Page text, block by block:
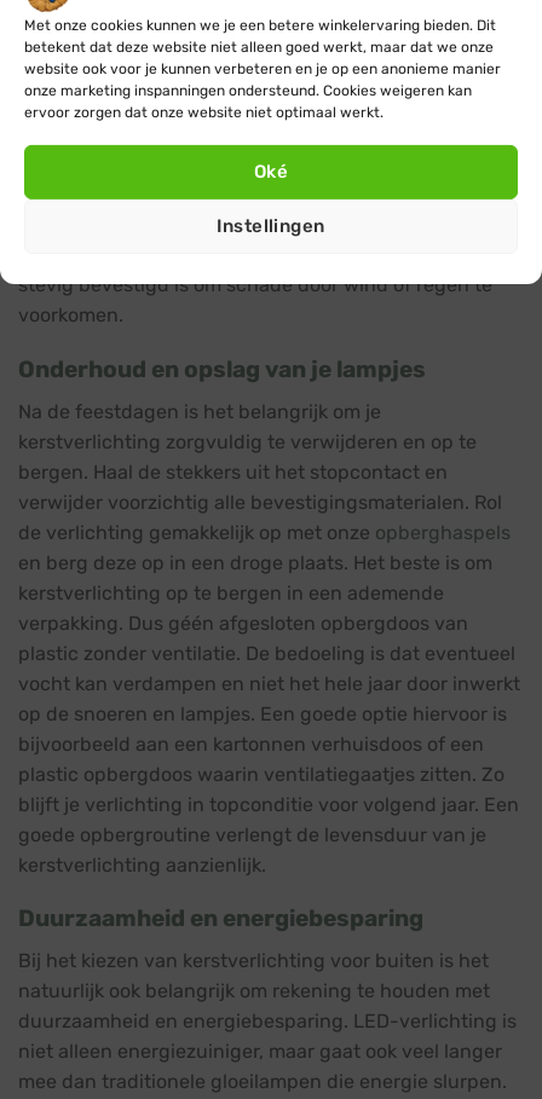
Met onze cookies kunnen we je een betere winkelervaring bieden. Dit
betekent dat deze website niet alleen goed werkt, maar dat we onze
website ook voor je kunnen verbeteren en je op een anonieme manier
onze marketing inspanningen ondersteund. Cookies weigeren kan
ervoor zorgen dat onze website niet optimaal werkt.
Oké
Instellingen
Bescherm stopcontacten en stekkers tegen vocht
met speciale afdekkingen zoals een stekkerdoos voor
buiten.
installeren van kerstverlichting buiten. Gebruik daarom
voor buiten ook alleen maar minimaal IP44
kerstverlichting en accessoires zoals bijvoorbeeld een
stevig bevestigd is om schade door wind of regen te
voorkomen.
Onderhoud en opslag van je lampjes
Na de feestdagen is het belangrijk om je
kerstverlichting zorgvuldig te verwijderen en op te
bergen. Haal de stekkers uit het stopcontact en
verwijder voorzichtig alle bevestigingsmaterialen. Rol
de verlichting gemakkelijk op met onze opberghaspels
en berg deze op in een droge plaats. Het beste is om
kerstverlichting op te bergen in een ademende
verpakking. Dus géén afgesloten opbergdoos van
plastic zonder ventilatie. De bedoeling is dat eventueel
vocht kan verdampen en niet het hele jaar door inwerkt
op de snoeren en lampjes. Een goede optie hiervoor is
bijvoorbeeld aan een kartonnen verhuisdoos of een
plastic opbergdoos waarin ventilatiegaatjes zitten. Zo
blijft je verlichting in topconditie voor volgend jaar. Een
goede opbergroutine verlengt de levensduur van je
kerstverlichting aanzienlijk.
Duurzaamheid en energiebesparing
Bij het kiezen van kerstverlichting voor buiten is het
natuurlijk ook belangrijk om rekening te houden met
duurzaamheid en energiebesparing. LED-verlichting is
niet alleen energiezuiniger, maar gaat ook veel langer
mee dan traditionele gloeilampen die energie slurpen.